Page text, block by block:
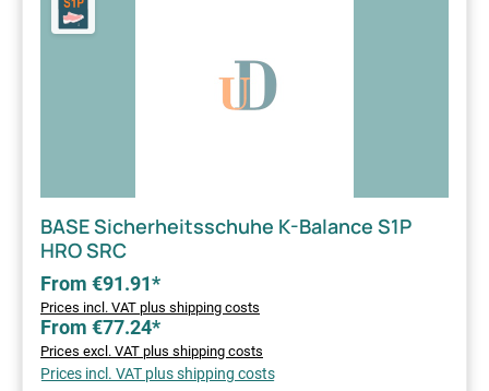
BASE Sicherheitsschuhe K-Balance S1P
HRO SRC
From €91.91*
Prices incl. VAT plus shipping costs
From €77.24*
Prices excl. VAT plus shipping costs
Prices incl. VAT plus shipping costs